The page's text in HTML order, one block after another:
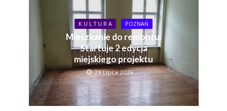
K U L T U R A POZNAŃ
Mieszkanie do remontu.
Startuje 2 edycja
miejskiego projektu
29 Lipca 2026